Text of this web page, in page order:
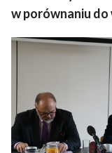
w porównaniu